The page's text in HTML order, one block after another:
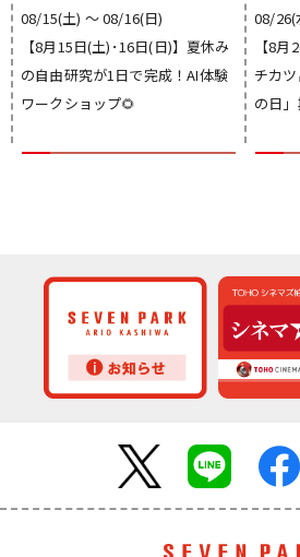
08/15(土) 〜 08/16(日)
【8月15日(土)･16日(日)】夏休み
の自由研究が1日で完成！AI体験
ワークショップ🌻
08/26(
【8
チカ
の日